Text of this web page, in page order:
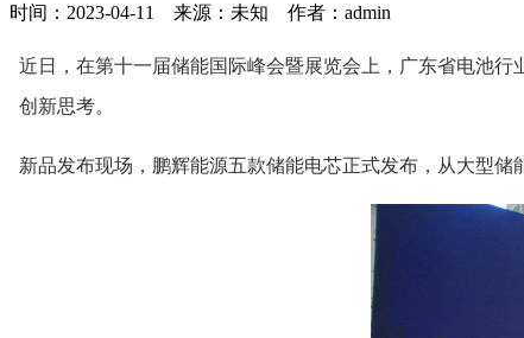
时间：2023-04-11 来源：未知 作者：admin
近日，在第十一届储能国际峰会暨展览会上，广东省电池
创新思考。
新品发布现场，鹏辉能源五款储能电芯正式发布，从大型储